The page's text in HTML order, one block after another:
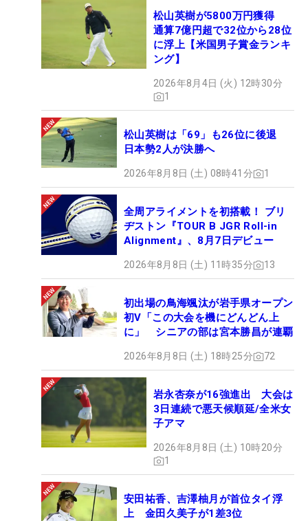
松山英樹が5800万円獲得
通算7億円超で32位から28位
に浮上【米国男子賞金ランキ
ング】
2026年8月4日 (火) 12時30分
1
松山英樹は「69」も26位に後退
日本勢2人が決勝へ
2026年8月8日 (土) 08時41分 1
全周アライメントを初搭載！ ブリ
ヂストン『TOUR B JGR Roll-in
Alignment』、8月7日デビュー
2026年8月8日 (土) 11時35分 13
初出場の鳥海颯汰が岩手県オープン
初V「この大会を機にどんどん上
に」 シニアの部は宮本勝昌が連覇
2026年8月8日 (土) 18時25分 72
岩永杏奈が16強進出 大会は
3日連続で悪天候順延/全米女
子アマ
2026年8月8日 (土) 10時20分
1
安田祐香、吉澤柚月が首位タイ浮
上 金田久美子が1差3位